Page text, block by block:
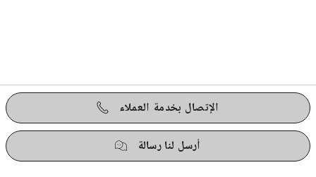
الإتصال بخدمة العملاء
أرسل لنا رسالة